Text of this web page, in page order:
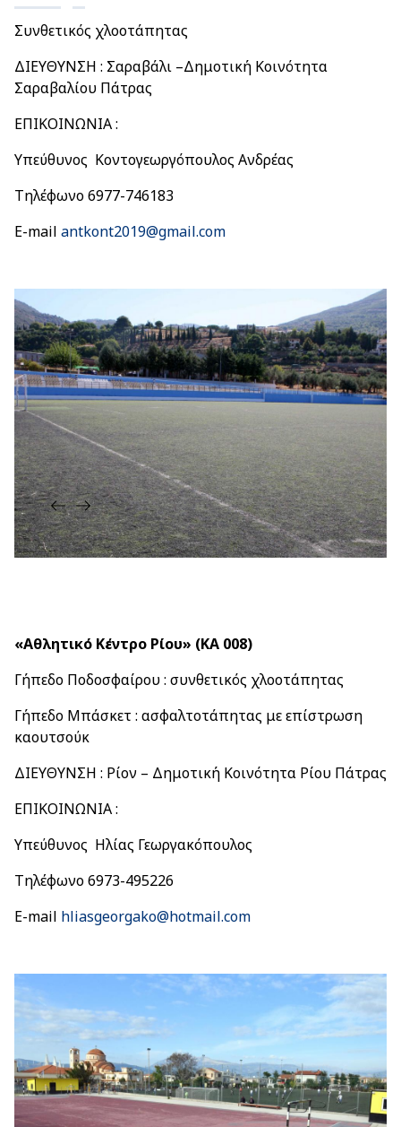
Συνθετικός χλοοτάπητας
ΔΙΕΥΘΥΝΣΗ : Σαραβάλι –Δημοτική Κοινότητα
Σαραβαλίου Πάτρας
ΕΠΙΚΟΙΝΩΝΙΑ :
Υπεύθυνος Κοντογεωργόπουλος Ανδρέας
Τηλέφωνο 6977-746183
E-mail antkont2019@gmail.com
«Αθλητικό Κέντρο Ρίου» (ΚΑ 008)
Γήπεδο Ποδοσφαίρου : συνθετικός χλοοτάπητας
Γήπεδο Μπάσκετ : ασφαλτοτάπητας με επίστρωση
καουτσούκ
ΔΙΕΥΘΥΝΣΗ : Ρίον – Δημοτική Κοινότητα Ρίου Πάτρας
ΕΠΙΚΟΙΝΩΝΙΑ :
Υπεύθυνος Ηλίας Γεωργακόπουλος
Τηλέφωνο 6973-495226
E-mail hliasgeorgako@hotmail.com